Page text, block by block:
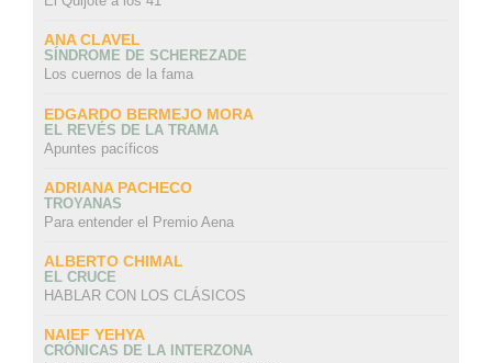
ANA CLAVEL
SÍNDROME DE SCHEREZADE
Los cuernos de la fama
EDGARDO BERMEJO MORA
EL REVÉS DE LA TRAMA
Apuntes pacíficos
ADRIANA PACHECO
TROYANAS
Para entender el Premio Aena
ALBERTO CHIMAL
EL CRUCE
HABLAR CON LOS CLÁSICOS
NAIEF YEHYA
CRÓNICAS DE LA INTERZONA